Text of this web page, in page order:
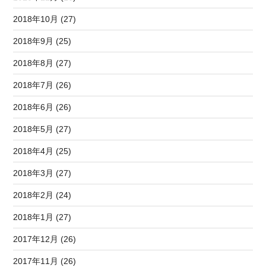
2018年10月 (27)
2018年9月 (25)
2018年8月 (27)
2018年7月 (26)
2018年6月 (26)
2018年5月 (27)
2018年4月 (25)
2018年3月 (27)
2018年2月 (24)
2018年1月 (27)
2017年12月 (26)
2017年11月 (26)